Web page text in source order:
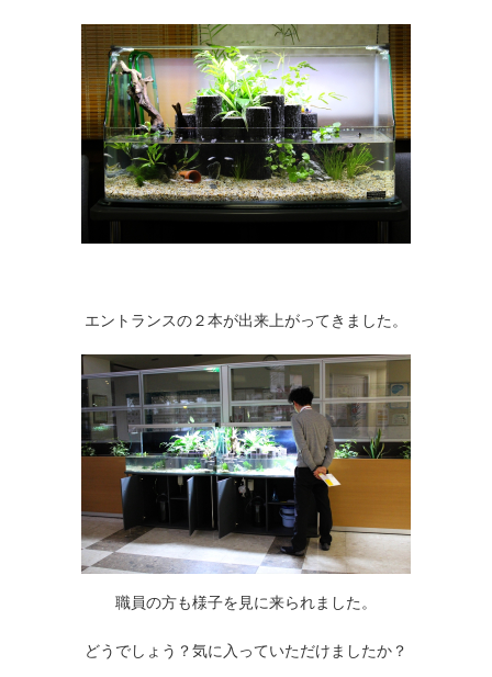
エントランスの２本が出来上がってきました。
職員の方も様子を見に来られました。
どうでしょう？気に入っていただけましたか？